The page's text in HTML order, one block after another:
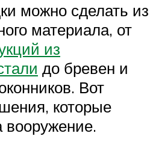
можно сделать из
материала, от
из
до бревен и
Вот
которые
вооружение.